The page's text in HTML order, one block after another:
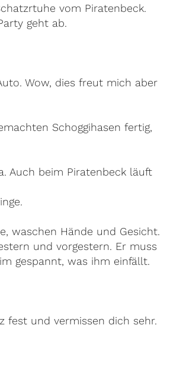
vom Piratenbeck.
geht ab.
Wow, dies freut mich aber
Schoggihasen fertig,
Auch beim Piratenbeck läuft
waschen Hände und Gesicht.
und vorgestern. Er muss
gespannt, was ihm einfällt.
fest und vermissen dich sehr.